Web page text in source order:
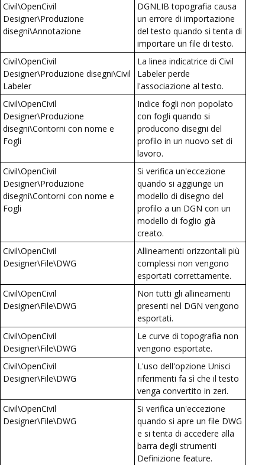
Civil\OpenCivil
Designer\Produzione
disegni\Annotazione
DGNLIB topografia causa
un errore di importazione
del testo quando si tenta di
importare un file di testo.
Civil\OpenCivil
Designer\Produzione disegni\Civil
Labeler
La linea indicatrice di Civil
Labeler perde
l'associazione al testo.
Civil\OpenCivil
Designer\Produzione
disegni\Contorni con nome e
Fogli
Indice fogli non popolato
con fogli quando si
producono disegni del
profilo in un nuovo set di
lavoro.
Civil\OpenCivil
Designer\Produzione
disegni\Contorni con nome e
Fogli
Si verifica un'eccezione
quando si aggiunge un
modello di disegno del
profilo a un DGN con un
modello di foglio già
creato.
Civil\OpenCivil
Designer\File\DWG
Allineamenti orizzontali più
complessi non vengono
esportati correttamente.
Civil\OpenCivil
Designer\File\DWG
Non tutti gli allineamenti
presenti nel DGN vengono
esportati.
Civil\OpenCivil
Designer\File\DWG
Le curve di topografia non
vengono esportate.
Civil\OpenCivil
Designer\File\DWG
L'uso dell'opzione Unisci
riferimenti fa sì che il testo
venga convertito in zeri.
Civil\OpenCivil
Designer\File\DWG
Si verifica un'eccezione
quando si apre un file DWG
e si tenta di accedere alla
barra degli strumenti
Definizione feature.